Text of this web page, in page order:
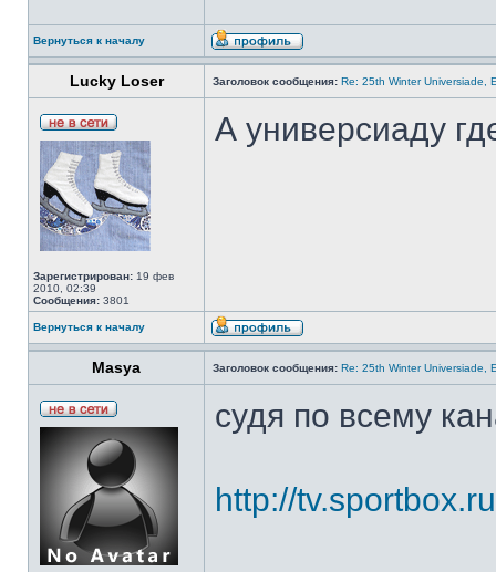
Вернуться к началу
Lucky Loser Заголовок сообщения: Re: 25th Winter Universiade,
Зарегистрирован: 19 фев
2010, 02:39
Сообщения: 3801
А универсиаду
Вернуться к началу
Masya Заголовок сообщения: Re: 25th Winter Universiade,
судя по всему
http://